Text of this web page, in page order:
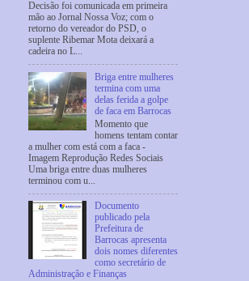
Decisão foi comunicada em primeira
mão ao Jornal Nossa Voz; com o
retorno do vereador do PSD, o
suplente Ribemar Mota deixará a
cadeira no L...
Briga entre mulheres
termina com uma
delas ferida a golpe
de faca em Barrocas
Momento que
homens tentam contar
a mulher com está com a faca -
Imagem Reprodução Redes Sociais
Uma briga entre duas mulheres
terminou com u...
Documento
publicado pela
Prefeitura de
Barrocas apresenta
dois nomes diferentes
como secretário de
Administração e Finanças